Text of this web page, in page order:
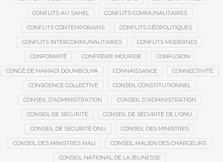
CONFLITS AU SAHEL CONFLITS COMMUNAUTAIRES
CONFLITS CONTEMPORAINS CONFLITS GÉOPOLITIQUES
CONFLITS INTERCOMMUNAUTAIRES CONFLITS MODERNES
CONFORMITÉ CONFRÉRIE MOURIDE CONFUSION
CONGÉ DE MAMADI DOUMBOUYA CONNAISSANCE CONNECTIVITÉ
CONSCIENCE COLLECTIVE CONSEIL CONSTITUTIONNEL
CONSEIL D’ADMINISTRATION CONSEIL D'ADMINISTRATION
CONSEIL DE SÉCURITÉ CONSEIL DE SÉCURITÉ DE L'ONU
CONSEIL DE SÉCURITÉ ONU CONSEIL DES MINISTRES
CONSEIL DES MINISTRES MALI CONSEIL MALIEN DES CHARGEURS
CONSEIL NATIONAL DE LA JEUNESSE